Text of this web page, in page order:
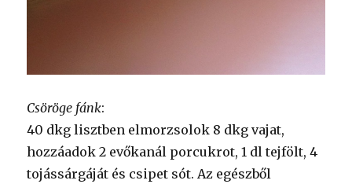
Csöröge fánk:
40 dkg lisztben elmorzsolok 8 dkg vajat,
hozzáadok 2 evőkanál porcukrot, 1 dl tejfölt, 4
tojássárgáját és csipet sót. Az egészből